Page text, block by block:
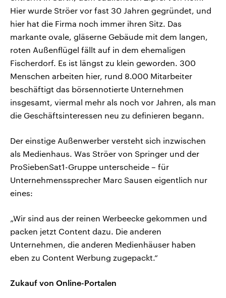
Hier wurde Ströer vor fast 30 Jahren gegründet, und
hier hat die Firma noch immer ihren Sitz. Das
markante ovale, gläserne Gebäude mit dem langen,
roten Außenflügel fällt auf in dem ehemaligen
Fischerdorf. Es ist längst zu klein geworden. 300
Menschen arbeiten hier, rund 8.000 Mitarbeiter
beschäftigt das börsennotierte Unternehmen
insgesamt, viermal mehr als noch vor Jahren, als man
die Geschäftsinteressen neu zu definieren begann.
Der einstige Außenwerber versteht sich inzwischen
als Medienhaus. Was Ströer von Springer und der
ProSiebenSat1-Gruppe unterscheide – für
Unternehmenssprecher Marc Sausen eigentlich nur
eines:
„Wir sind aus der reinen Werbeecke gekommen und
packen jetzt Content dazu. Die anderen
Unternehmen, die anderen Medienhäuser haben
eben zu Content Werbung zugepackt.“
Zukauf von Online-Portalen